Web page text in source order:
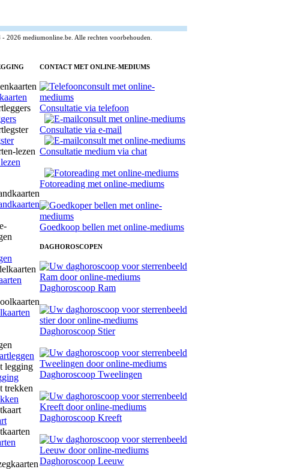
2026 mediumonline.be. Alle rechten voorbehouden.
CONTACT MET ONLINE-MEDIUMS
Consultatie via telefoon
Consultatie via e-mail
Consultatie medium via chat
Fotoreading met online-mediums
Goedkoop bellen met online-mediums
DAGHOROSCOPEN
Daghoroscoop Ram
Daghoroscoop Stier
Daghoroscoop Tweelingen
Daghoroscoop Kreeft
Daghoroscoop Leeuw